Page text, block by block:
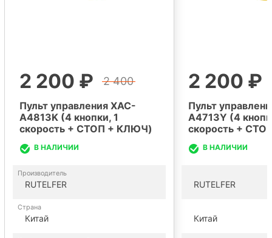
Пульт управления XAC-
A4813K (4 кнопки, 1
скорость + СТОП + КЛЮЧ)
В НАЛИЧИИ
2 200 ₽ 2 400
Производитель
RUTELFER
Страна
Китай
Пульт
A4713Y (4
скорость +
В НАЛИЧИИ
2 200 ₽
RUTELFER
Китай